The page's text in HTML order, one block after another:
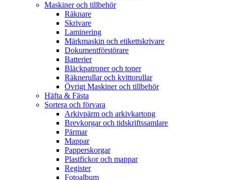
Maskiner och tillbehör
Räknare
Skrivare
Laminering
Märkmaskin och etikettskrivare
Dokumentförstörare
Batterier
Bläckpatroner och toner
Räknerullar och kvittorullar
Övrigt Maskiner och tillbehör
Häfta & Fästa
Sortera och förvara
Arkivpärm och arkivkartong
Brevkorgar och tidskriftssamlare
Pärmar
Mappar
Papperskorgar
Plastfickor och mappar
Register
Fotoalbum